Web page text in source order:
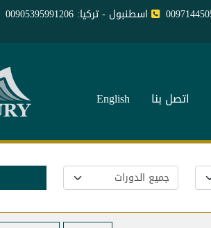
اسطنبول - تركيا: 00905395991206
اتصل بنا English